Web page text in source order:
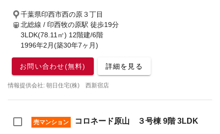
千葉県印西市西の原３丁目
北総線 / 印西牧の原駅 徒歩19分
3LDK(78.11㎡) 12階建/6階
1996年2月(築30年7ヶ月)
お問い合わせ(無料) 詳細を見る
情報提供会社: 朝日住宅(株) 西新宿店
売マンション コロネード原山 ３号棟 9階 3LDK